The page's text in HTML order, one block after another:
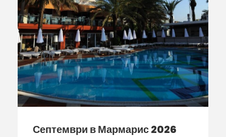
Септември в Мармарис 2026